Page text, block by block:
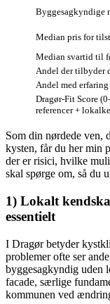
Byggesagkyndige
Median pris for
Median svartid til
Andel der tilbyder
Andel med
Dragør‑Fit Score
referencer +
Som din nørdede ven,
kysten, får du her min
der er risici, hvilke
skal spørge om, så du
1) Lokalt
essentielt
I Dragør betyder
problemer ofte ser
byggesagkyndig uden
facade, særlige
kommunen ved